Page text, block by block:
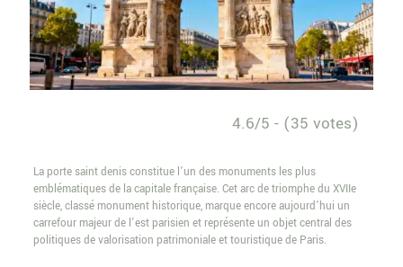
4.6/5 - (35 votes)
La porte saint denis constitue l’un des monuments les plus
emblématiques de la capitale française. Cet arc de triomphe du XVIIe
siècle, classé monument historique, marque encore aujourd’hui un
carrefour majeur de l’est parisien et représente un objet central des
politiques de valorisation patrimoniale et touristique de Paris.